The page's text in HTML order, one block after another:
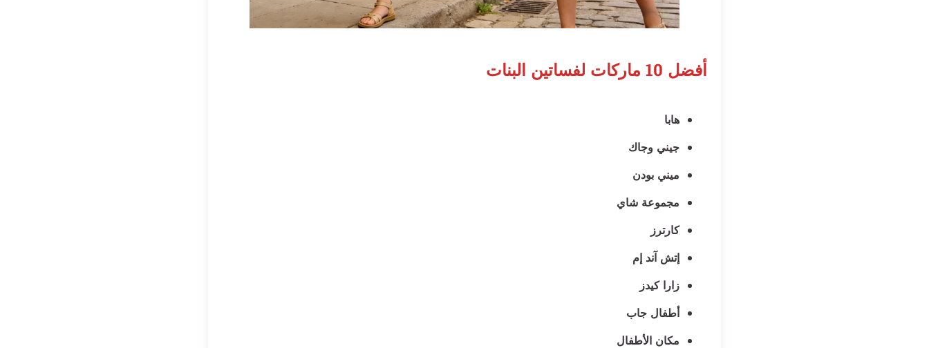
أفضل 10 ماركات لفساتين البنات
هابا
جيني وجاك
ميني بودن
مجموعة شاي
كارترز
إتش آند إم
زارا كيدز
أطفال جاب
مكان الأطفال